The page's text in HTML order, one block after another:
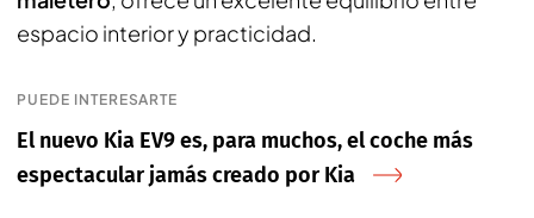
espacio interior y practicidad.
PUEDE INTERESARTE
El nuevo Kia EV9 es, para muchos, el coche más
espectacular jamás creado por Kia